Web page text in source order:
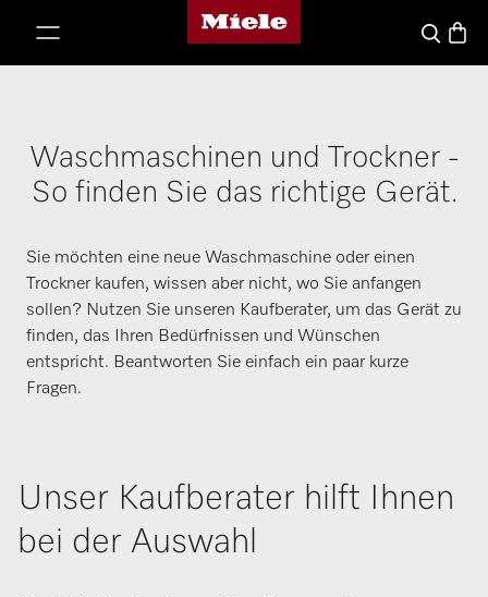
Miele's homepage
Suche
Waschmaschinen und Trockner -
So finden Sie das richtige Gerät.
Sie möchten eine neue Waschmaschine oder einen
Trockner kaufen, wissen aber nicht, wo Sie anfangen
sollen? Nutzen Sie unseren Kaufberater, um das Gerät zu
finden, das Ihren Bedürfnissen und Wünschen
entspricht. Beantworten Sie einfach ein paar kurze
Fragen.
Unser Kaufberater hilft Ihnen
bei der Auswahl